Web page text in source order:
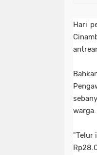
Hari
"Telur